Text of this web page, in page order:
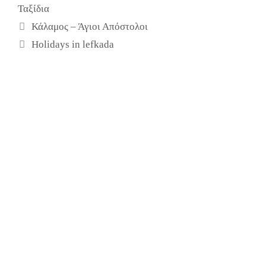
Ταξίδια
Κάλαμος – Άγιοι Απόστολοι
Holidays in lefkada